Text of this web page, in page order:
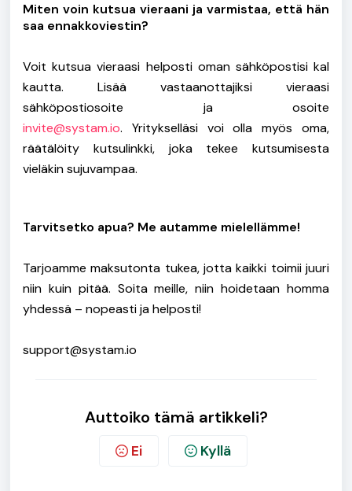
Miten voin kutsua vieraani ja varmistaa, että hän
saa ennakkoviestin?
Voit kutsua vieraasi helposti oman sähköpostisi kal
kautta. Lisää vastaanottajiksi vieraasi
sähköpostiosoite ja osoite
invite@systam.io. Yritykselläsi voi olla myös oma,
räätälöity kutsulinkki, joka tekee kutsumisesta
vieläkin sujuvampaa.
Tarvitsetko apua? Me autamme mielellämme!
Tarjoamme maksutonta tukea, jotta kaikki toimii juuri
niin kuin pitää. Soita meille, niin hoidetaan homma
yhdessä – nopeasti ja helposti!
support@systam.io
Auttoiko tämä artikkeli?
Ei Kyllä